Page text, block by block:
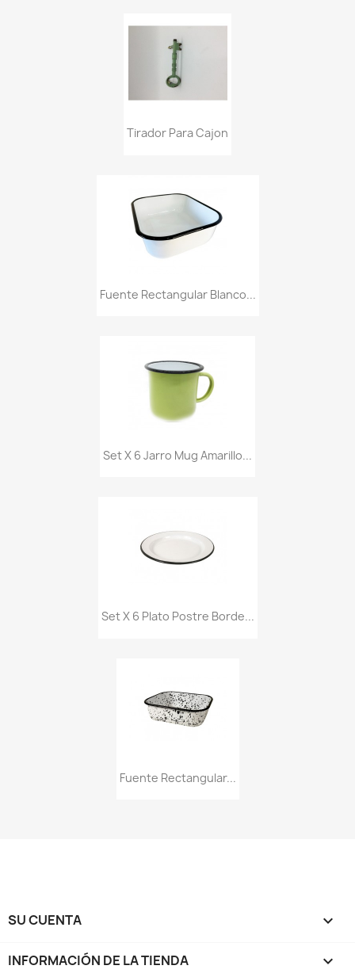
Tirador Para Cajon
Fuente Rectangular Blanco...
Set X 6 Jarro Mug Amarillo...
Set X 6 Plato Postre Borde...
Fuente Rectangular...
SU CUENTA 
INFORMACIÓN DE LA TIENDA keyboard_arrow_down